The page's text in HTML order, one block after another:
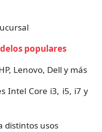
populares
Lenovo, Dell y más
Intel Core i3, i5, i7 y
distintos usos